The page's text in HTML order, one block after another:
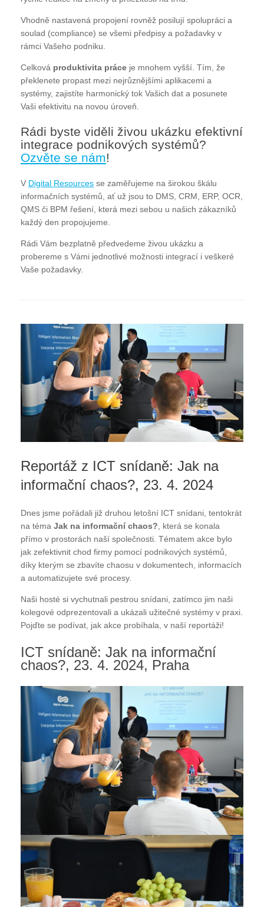
Vhodně nastavená propojení rovněž posilují spolupráci a
soulad (compliance) se všemi předpisy a požadavky v
rámci Vašeho podniku.
Celková produktivita práce je mnohem vyšší. Tím, že
překlenete propast mezi nejrůznějšími aplikacemi a
systémy, zajistíte harmonický tok Vašich dat a posunete
Vaši efektivitu na novou úroveň.
Rádi byste viděli živou ukázku efektivní
integrace podnikových systémů?
Ozvěte se nám!
V Digital Resources se zaměřujeme na širokou škálu
informačních systémů, ať už jsou to DMS, CRM, ERP, OCR,
QMS či BPM řešení, která mezi sebou u našich zákazníků
každý den propojujeme.
Rádi Vám bezplatně předvedeme živou ukázku a
probereme s Vámi jednotlivé možnosti integrací i veškeré
Vaše požadavky.
Reportáž z ICT snídaně: Jak na
informační chaos?, 23. 4. 2024
Dnes jsme pořádali již druhou letošní ICT snídani, tentokrát
na téma Jak na informační chaos? , která se konala
přímo v prostorách naší společnosti. Tématem akce bylo
jak zefektivnit chod firmy pomocí podnikových systémů,
díky kterým se zbavíte chaosu v dokumentech, informacích
a automatizujete své procesy.
Naši hosté si vychutnali pestrou snídani, zatímco jim naši
kolegové odprezentovali a ukázali užitečné systémy v praxi.
Pojďte se podívat, jak akce probíhala, v naší reportáži!
ICT snídaně: Jak na informační
chaos?, 23. 4. 2024, Praha